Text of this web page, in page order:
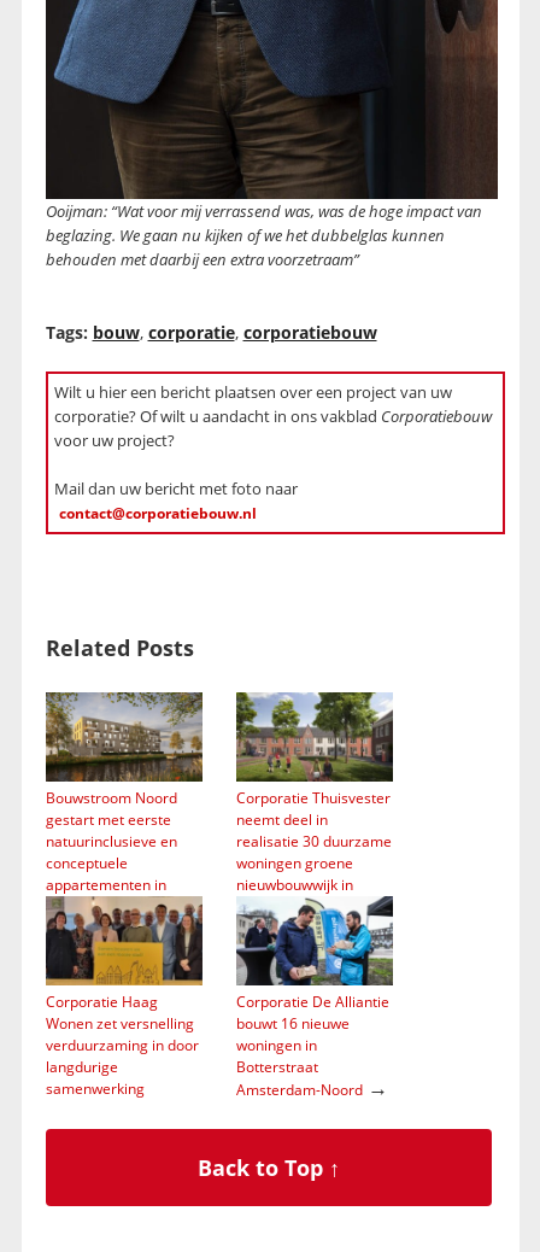
Ooijman: “Wat voor mij verrassend was, was de hoge impact van
beglazing. We gaan nu kijken of we het dubbelglas kunnen
behouden met daarbij een extra voorzetraam”
Tags: bouw, corporatie, corporatiebouw
Wilt u hier een bericht plaatsen over een project van uw
corporatie? Of wilt u aandacht in ons vakblad Corporatiebouw
voor uw project?
Mail dan uw bericht met foto naar
contact@corporatiebouw.nl
Related Posts
Bouwstroom Noord
gestart met eerste
natuurinclusieve en
conceptuele
appartementen in
Groningen→
Corporatie Thuisvester
neemt deel in
realisatie 30 duurzame
woningen groene
nieuwbouwwijk in
Oosterhout→
Corporatie Haag
Wonen zet versnelling
verduurzaming in door
langdurige
samenwerking
Corporatie De Alliantie
bouwt 16 nieuwe
woningen in
Botterstraat
Amsterdam-Noord→
Back to Top ↑